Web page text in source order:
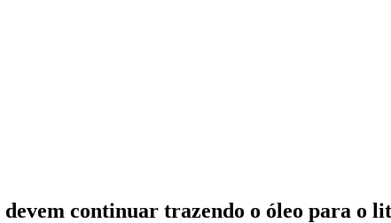
continuar trazendo o óleo para o